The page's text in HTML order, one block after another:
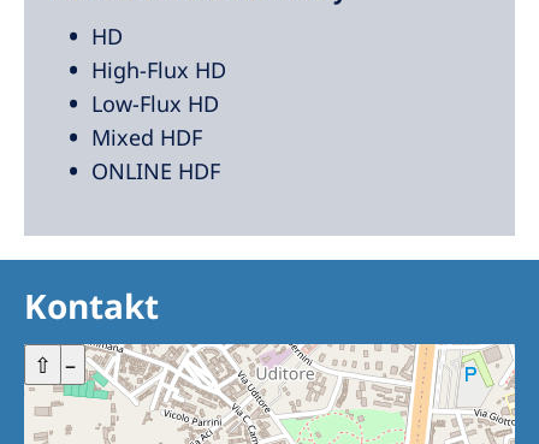
HD
High-Flux HD
Low-Flux HD
Mixed HDF
ONLINE HDF
Kontakt
+ –
⇧